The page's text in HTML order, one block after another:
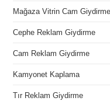
Mağaza Vitrin Cam Giydirme
Cephe Reklam Giydirme
Cam Reklam Giydirme
Kamyonet Kaplama
Tır Reklam Giydirme